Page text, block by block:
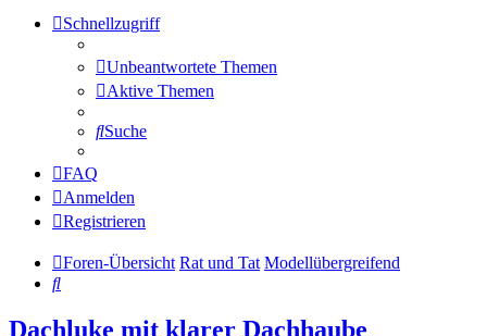
Schnellzugriff
Unbeantwortete Themen
Aktive Themen
Suche
FAQ
Anmelden
Registrieren
Foren-Übersicht Rat und Tat Modellübergreifend
Suche
Dachluke mit klarer Dachhaube